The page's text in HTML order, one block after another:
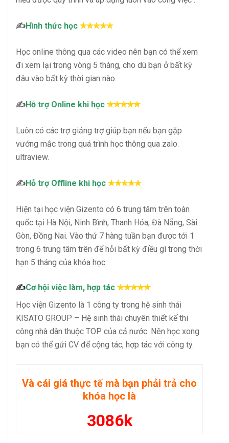
✍Hình thức học ✯✯✯✯✯
Học online thông qua các video nên bạn có thể xem
đi xem lại trong vòng 5 tháng, cho dù bạn ở bất kỳ
đâu vào bất kỳ thời gian nào.
✍Hỗ trợ Online khi học ✯✯✯✯✯
Luôn có các trợ giảng trợ giúp bạn nếu bạn gặp
vướng mắc trong quá trình học thông qua zalo.
ultraview.
✍Hỗ trợ Offline khi học ✯✯✯✯✯
Hiện tại học viện Gizento có 6 trung tâm trên toàn
quốc tại Hà Nội, Ninh Bình, Thanh Hóa, Đà Nẵng, Sài
Gòn, Đồng Nai. Vào thứ 7 hàng tuần bạn được tới 1
trong 6 trung tâm trên để hỏi bất kỳ điều gì trong thời
hạn 5 tháng của khóa học.
✍Cơ hội việc làm, hợp tác ✯✯✯✯✯
Học viện Gizento là 1 công ty trong hệ sinh thái
KISATO GROUP – Hệ sinh thái chuyên thiết kế thi
công nhà dân thuộc TOP của cả nước. Nên học xong
bạn có thể gửi CV để cộng tác, hợp tác với công ty.
Và cái giá thực tế mà bạn phải trả cho
khóa học là
3086k